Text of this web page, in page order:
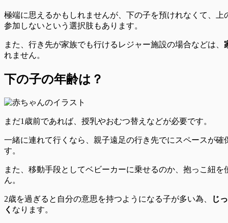
極端に思えるかもしれませんが、下の子を預けれなくて、上
参加しないという選択肢 もあります。
また、行き先が家族でも行けるレジャー施設の場合などは、
れません。
下の子の年齢は？
まだ1歳前であれば、授乳やおむつ替えなどが必要です。
一緒に連れて行くなら、親子遠足の行き先でにスペースが確
す。
また、移動手段としてベビーカーに乗せるのか、抱っこ紐
ん。
2歳を過ぎると自分の意思を持つようになる子が多い為、
じ
く なります。